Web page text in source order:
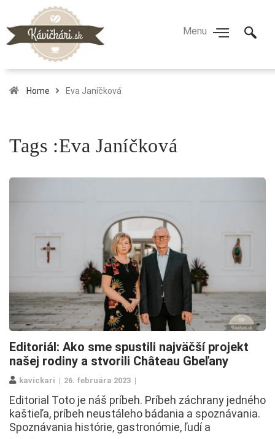
Home Eva Janíčková
Tags :Eva Janíčková
Editoriál: Ako sme spustili najväčší projekt
našej rodiny a stvorili Château Gbeľany
kavickari 26. februára 2023
Editorial Toto je náš príbeh. Príbeh záchrany jedného
kaštieľa, príbeh neustáleho bádania a spoznávania.
Spoznávania histórie, gastronómie, ľudí a